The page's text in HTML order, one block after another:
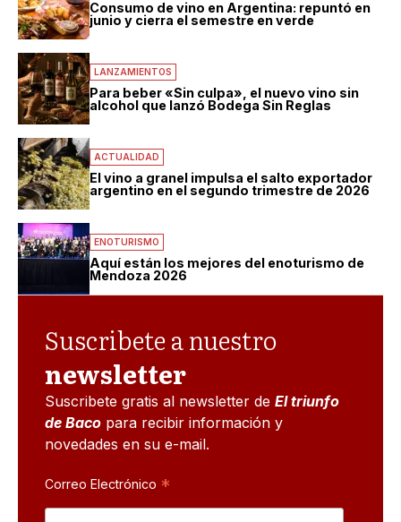
Consumo de vino en Argentina: repuntó en
junio y cierra el semestre en verde
LANZAMIENTOS
Para beber «Sin culpa», el nuevo vino sin
alcohol que lanzó Bodega Sin Reglas
ACTUALIDAD
El vino a granel impulsa el salto exportador
argentino en el segundo trimestre de 2026
ENOTURISMO
Aquí están los mejores del enoturismo de
Mendoza 2026
Suscribete a nuestro
newsletter
Suscribete gratis al newsletter de El triunfo
de Baco para recibir información y
novedades en su e-mail.
Correo Electrónico *